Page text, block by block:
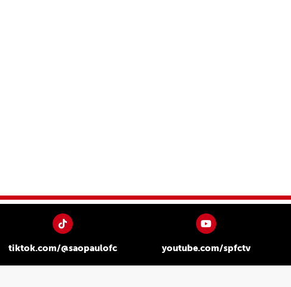
tiktok.com/@saopaulofc youtube.com/spfctv